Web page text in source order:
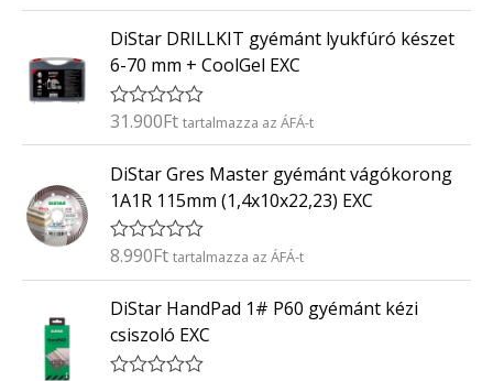
é
k
e
l
é
s
:
/
5
DiStar DRILLKIT gyémánt lyukfúró készet
6-70 mm + CoolGel EXC
É
é
k
e
l
s
:
/
5
31.900Ft tartalmazza az ÁFÁ-t
DiStar Gres Master gyémánt vágókorong
1A1R 115mm (1,4x10x22,23) EXC
É
é
e
l
8.990Ft tartalmazza az ÁFÁ-t
DiStar HandPad 1# P60 gyémánt kézi
csiszoló EXC